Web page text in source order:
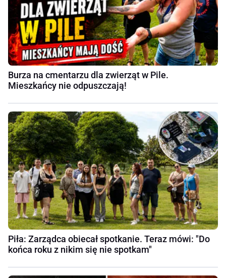
Burza na cmentarzu dla zwierząt w Pile.
Mieszkańcy nie odpuszczają!
Piła: Zarządca obiecał spotkanie. Teraz mówi: "Do
końca roku z nikim się nie spotkam"